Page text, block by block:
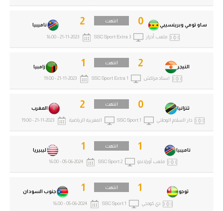
توجو 1 انتهت
جنوب السودان 1
دي كودجي SSC Sport 1
05-06-2024 - 16:00
ناميبيا 1 انتهت
ليبيريا 1
ملعب أورلاندو SSC Sport 2
05-06-2024 - 16:00
تنزانيا 0 انتهت
المغرب 2
دار السلام الوطني SSC Sport 1 المغربية الرياضية 21-11-2023 - 19:00
النيجر 2 انتهت
زامبيا 1
استاد مراكش SSC Sport Extra 1
21-11-2023 - 19:00
ساو تومي وبرينسيبي 0 انتهت
ناميبيا 2
ملعب أدرار SSC Sport Extra 3
21-11-2023 - 16:00